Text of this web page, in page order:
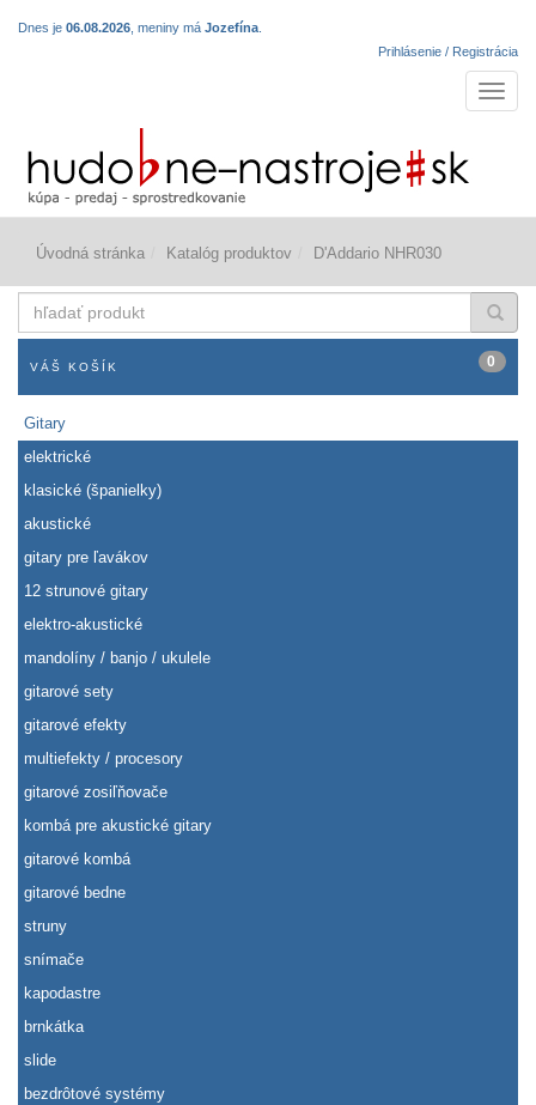
Dnes je 06.08.2026 , meniny má Jozefína
Prihlásenie / Registrácia
Úvodná stránka Katalóg produktov D'Addario NHR030
produkt
VÁŠ KOŠÍK 0
Gitary
elektrické
klasické (španielky)
akustické
gitary pre ľavákov
12 strunové gitary
elektro-akustické
mandolíny / banjo / ukulele
gitarové sety
gitarové efekty
multiefekty / procesory
gitarové zosiľňovače
kombá pre akustické gitary
gitarové kombá
gitarové bedne
struny
snímače
kapodastre
brnkátka
slide
bezdrôtové systémy